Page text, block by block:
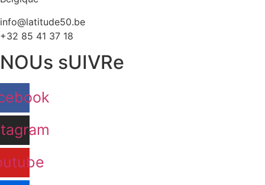
info@latitude50.be
+32 85 41 37 18
NOUs sUIVRe